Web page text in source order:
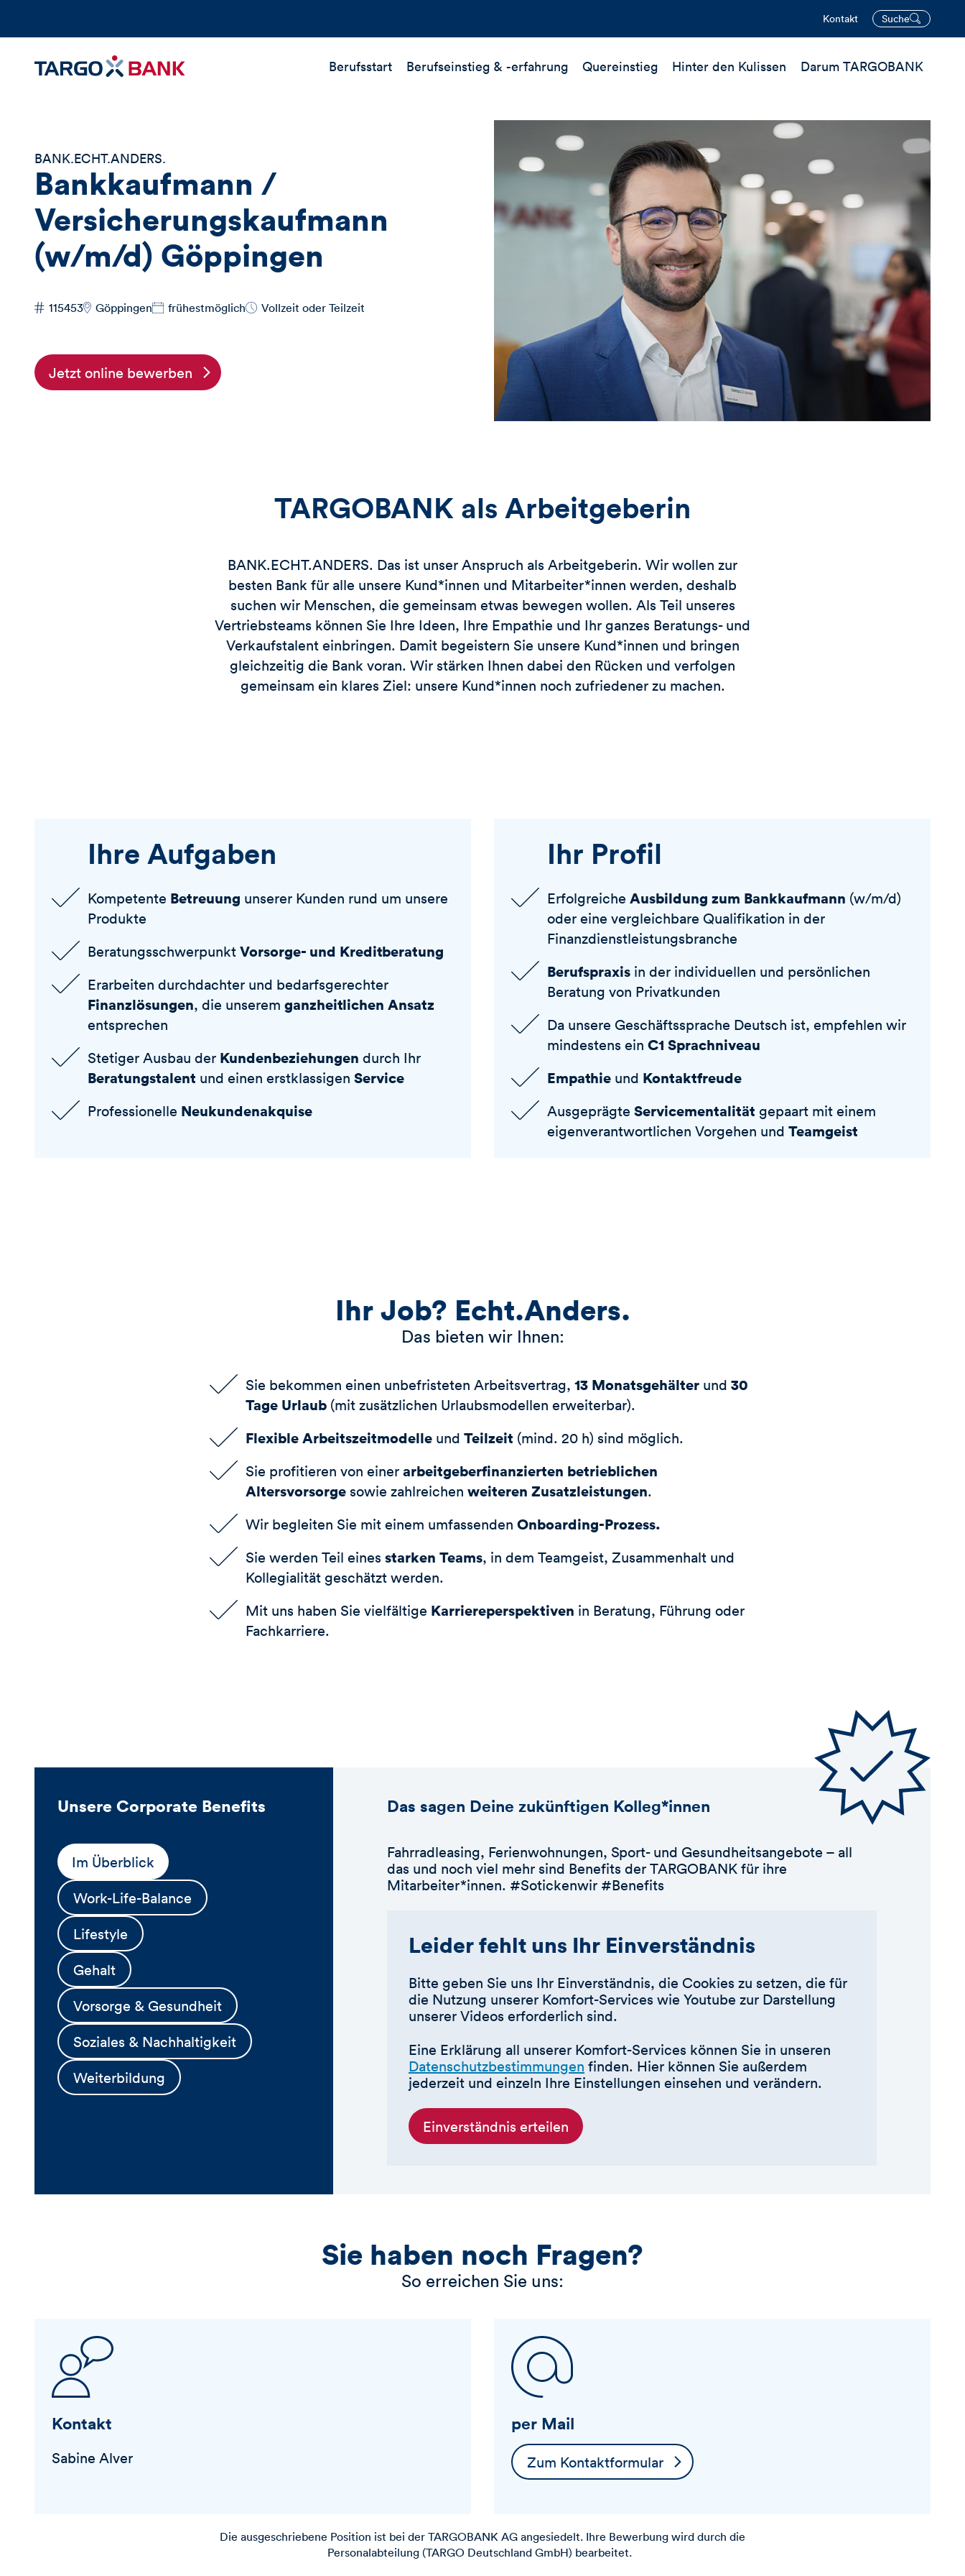
Kontakt Suche
öffnen
Berufsstart Berufseinstieg & -erfahrung Quereinstieg Hinter den Kulissen Darum TARGOBANK
BANK.ECHT.ANDERS.
Bankkaufmann /
Versicherungskaufmann
(w/m/d) Göppingen
115453 Göppingen frühestmöglich Vollzeit oder Teilzeit
Jetzt online bewerben
TARGOBANK als Arbeitgeberin
BANK.ECHT.ANDERS. Das ist unser Anspruch als Arbeitgeberin. Wir wollen zur
besten Bank für alle unsere Kund*innen und Mitarbeiter*innen werden, deshalb
suchen wir Menschen, die gemeinsam etwas bewegen wollen. Als Teil unseres
Vertriebsteams können Sie Ihre Ideen, Ihre Empathie und Ihr ganzes Beratungs- und
Verkaufstalent einbringen. Damit begeistern Sie unsere Kund*innen und bringen
gleichzeitig die Bank voran. Wir stärken Ihnen dabei den Rücken und verfolgen
gemeinsam ein klares Ziel: unsere Kund*innen noch zufriedener zu machen.
Ihre Aufgaben
Kompetente Betreuung unserer Kunden rund um unsere
Produkte
BeratungsschwerpunktVorsorge- und Kreditberatung
Erarbeiten durchdachter und bedarfsgerechter
Finanzlösungen, die unserem ganzheitlichen Ansatz
entsprechen
Stetiger Ausbau der Kundenbeziehungen durch Ihr
Beratungstalent und einen erstklassigen Service
Professionelle Neukundenakquise
Ihr Profil
Erfolgreiche Ausbildung zum Bankkaufmann (w/m/d)
oder eine vergleichbare Qualifikation in der
Finanzdienstleistungsbranche
Berufspraxis in der individuellen und persönlichen
Beratung von Privatkunden
Da unsere Geschäftssprache Deutsch ist, empfehlen wir
mindestens ein C1 Sprachniveau
Empathie und Kontaktfreude
Ausgeprägte Servicementalität gepaart mit einem
eigenverantwortlichen Vorgehen und Teamgeist
Ihr Job? Echt.Anders.
Das bieten wir Ihnen:
Sie bekommen einen unbefristeten Arbeitsvertrag, 13 Monatsgehälter und 30
Tage Urlaub (mit zusätzlichen Urlaubsmodellen erweiterbar).
Flexible Arbeitszeitmodelle und Teilzeit (mind. 20 h) sind möglich.
Sie profitieren von einerarbeitgeberfinanzierten betrieblichen
Altersvorsorgesowie zahlreichen weiteren Zusatzleistungen.
Wir begleiten Sie mit einem umfassenden Onboarding-Prozess.
Sie werden Teil eines starken Teams, in dem Teamgeist, Zusammenhalt und
Kollegialität geschätzt werden.
Mit uns haben Sie vielfältige Karriereperspektiven in Beratung, Führung oder
Fachkarriere.
Unsere Corporate Benefits
Im Überblick
Work-Life-Balance
Lifestyle
Gehalt
Vorsorge & Gesundheit
Soziales & Nachhaltigkeit
Weiterbildung
Das sagen Deine zukünftigen Kolleg*innen
Fahrradleasing, Ferienwohnungen, Sport- und Gesundheitsangebote – all
das und noch viel mehr sind Benefits der TARGOBANK für ihre
Mitarbeiter*innen. #Sotickenwir #Benefits
Leider fehlt uns Ihr Einverständnis
Bitte geben Sie uns Ihr Einverständnis, die Cookies zu setzen, die für
die Nutzung unserer Komfort-Services wie Youtube zur Darstellung
unserer Videos erforderlich sind.
Eine Erklärung all unserer Komfort-Services können Sie in unseren
Datenschutzbestimmungen finden. Hier können Sie außerdem
jederzeit und einzeln Ihre Einstellungen einsehen und verändern.
Einverständnis erteilen
Sie haben noch Fragen?
So erreichen Sie uns:
Kontakt
Sabine Alver
per Mail
Zum Kontaktformular
Die ausgeschriebene Position ist bei der TARGOBANK AG angesiedelt. Ihre Bewerbung wird durch die
Personalabteilung (TARGO Deutschland GmbH) bearbeitet.